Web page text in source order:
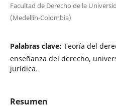
Facultad de Derecho de la
(Medellín-Colombia)
Palabras clave: Teoría del
enseñanza del derecho,
jurídica.
Resumen